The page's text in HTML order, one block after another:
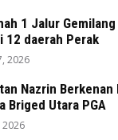
1 Jalur
12 daerah Perak
2026
Nazrin Berkenan
Briged Utara PGA
2026